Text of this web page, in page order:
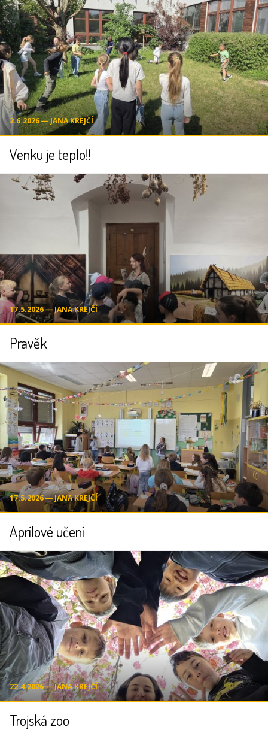
2.6.2026 ― JANA KREJČÍ
Venku je teplo!!
17.5.2026 ― JANA KREJČÍ
Pravěk
17.5.2026 ― JANA KREJČÍ
Aprílové učení
22.4.2026 ― JANA KREJČÍ
Trojská zoo